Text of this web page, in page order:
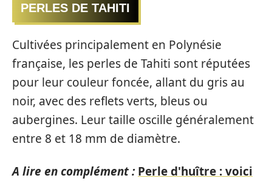
PERLES DE TAHITI
Cultivées principalement en Polynésie
française, les perles de Tahiti sont réputées
pour leur couleur foncée, allant du gris au
noir, avec des reflets verts, bleus ou
aubergines. Leur taille oscille généralement
entre 8 et 18 mm de diamètre.
A lire en complément : Perle d'huître : voici